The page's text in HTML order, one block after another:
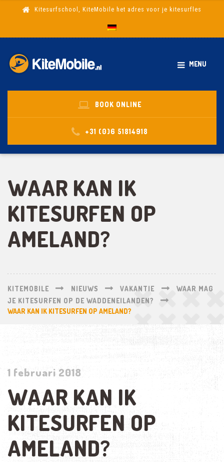
Kitesurfschool, KiteMobile het adres voor je kitesurfles
MENU
BOOK ONLINE
+31 (0)6 51814918
WAAR KAN IK
KITESURFEN OP
AMELAND?
KITEMOBILE NIEUWS VAKANTIE
WAAR MAG
JE KITESURFEN OP DE WADDENEILANDEN?
WAAR KAN IK KITESURFEN OP AMELAND?
1 februari 2018
WAAR KAN IK
KITESURFEN OP
AMELAND?